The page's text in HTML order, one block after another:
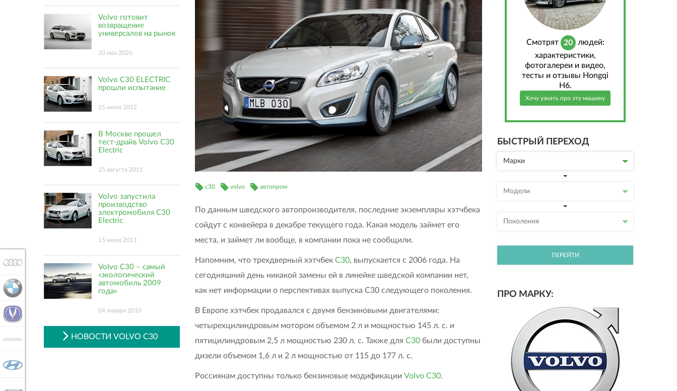
c30 volvo автопром
По данным шведского автопроизводителя, последние экземпляры хэтчбека
сойдут с конвейера в декабре текущего года. Какая модель займет его
места, и займет ли вообще, в компании пока не сообщили.
Напомним, что трехдверный хэтчбек C30, выпускается с 2006 года. На
сегодняшний день никакой замены ей в линейке шведской компании нет,
как нет информации о перспективах выпуска C30 следующего поколения.
В Европе хэтчбек продавался с двумя бензиновыми двигателями:
четырехцилиндровым мотором объемом 2 л и мощностью 145 л. с. и
пятицилиндровым 2,5 л мощностью 230 л. с. Также для С30 были доступны
дизели объемом 1,6 л и 2 л мощностью от 115 до 177 л. с.
Россиянам доступны только бензиновые модификации Volvo C30.
Volvo готовит
возвращение
универсалов на рынок
20 мая 2026
Volvo C30 ELECTRIC
прошли испытание
25 июля 2012
В Москве прошел
тест-драйв Volvo C30
Electric
25 августа 2011
Volvo запустила
производство
электромобиля C30
Electric
15 июня 2011
Volvo C30 – самый
«экологический
автомобиль 2009
года»
04 января 2010
НОВОСТИ VOLVO C30
Cмотрят 20 людей:
характеристики,
фотогалереи и видео,
тесты и отзывы Hongqi
H6.
Хочу узнать про эту машину
БЫСТРЫЙ ПЕРЕХОД
Марки
Модели
Поколения
ПЕРЕЙТИ
ПРО МАРКУ:
AUDI